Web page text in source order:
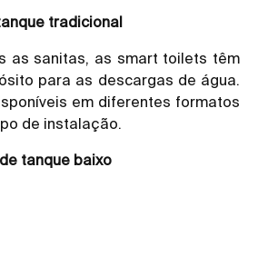
tradicional
as sanitas, as smart toilets têm
para as descargas de água.
em diferentes formatos
de instalação.
tanque baixo